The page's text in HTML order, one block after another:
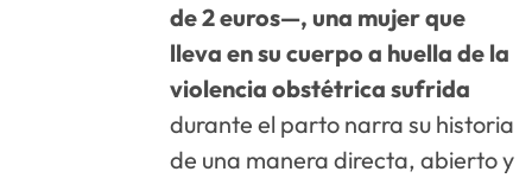
de 2 euros—, una mujer que
lleva en su cuerpo a huella de la
violencia obstétrica sufrida
durante el parto narra su historia
de una manera directa, abierto y